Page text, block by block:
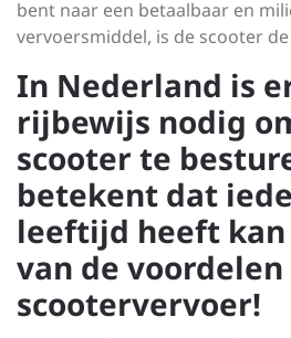
bent naar een betaalbaar en
vervoersmiddel, is de scooter
In Nederland is
rijbewijs nodig
scooter te
betekent dat
leeftijd heeft
van de voordelen
scootervervoer!